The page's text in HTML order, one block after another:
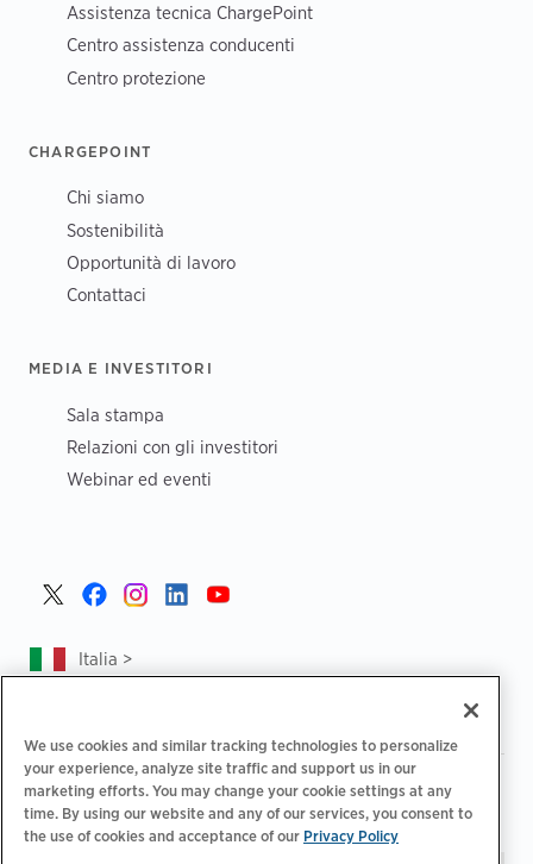
Assistenza tecnica ChargePoint
Centro assistenza conducenti
Centro protezione
CHARGEPOINT
Chi siamo
Sostenibilità
Opportunità di lavoro
Contattaci
MEDIA E INVESTITORI
Sala stampa
Relazioni con gli investitori
Webinar ed eventi
Italia >
Informativa sulla privacy | Le tue scelte sulla privacy
Note legali | Dichiarazione sull'accessibilità |
Codice di
condotta dei fornitori
| Informazioni EPR
We use cookies and similar tracking technologies to personalize
your experience, analyze site traffic and support us in our
marketing efforts. You may change your cookie settings at any
time. By using our website and any of our services, you consent to
the use of cookies and acceptance of our Privacy Policy